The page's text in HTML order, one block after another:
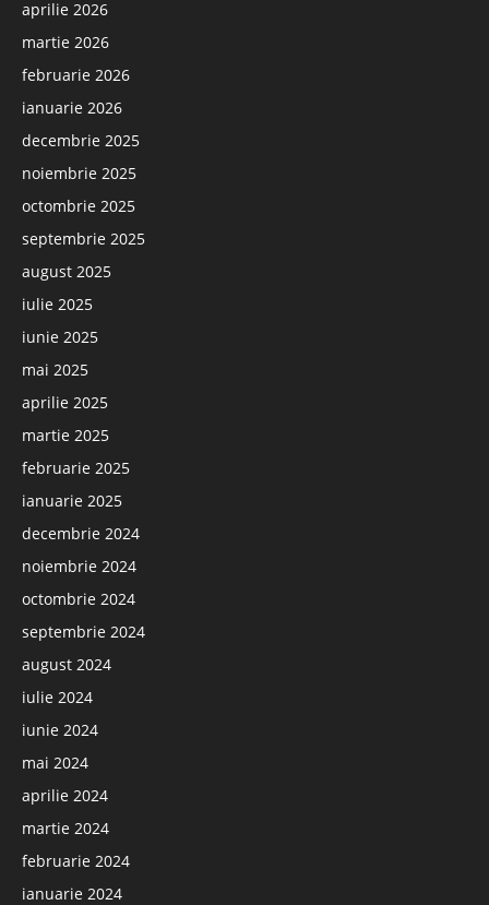
aprilie 2026
martie 2026
februarie 2026
ianuarie 2026
decembrie 2025
noiembrie 2025
octombrie 2025
septembrie 2025
august 2025
iulie 2025
iunie 2025
mai 2025
aprilie 2025
martie 2025
februarie 2025
ianuarie 2025
decembrie 2024
noiembrie 2024
octombrie 2024
septembrie 2024
august 2024
iulie 2024
iunie 2024
mai 2024
aprilie 2024
martie 2024
februarie 2024
ianuarie 2024